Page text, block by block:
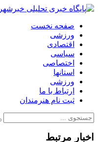
صفحه نخست
ورزشی
اقتصادی
سیاسی
اختصاصی
استانها
ورزشی
ارتباط با ما
ثبت نام هنرمندان
اخبار مرتبط